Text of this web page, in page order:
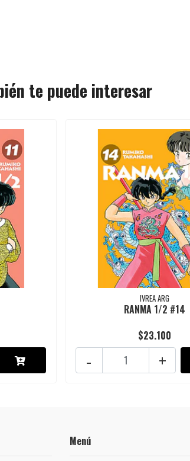
te puede interesar
IVREA ARG
RANMA 1/2 #14
$23.100
+
-
Menú